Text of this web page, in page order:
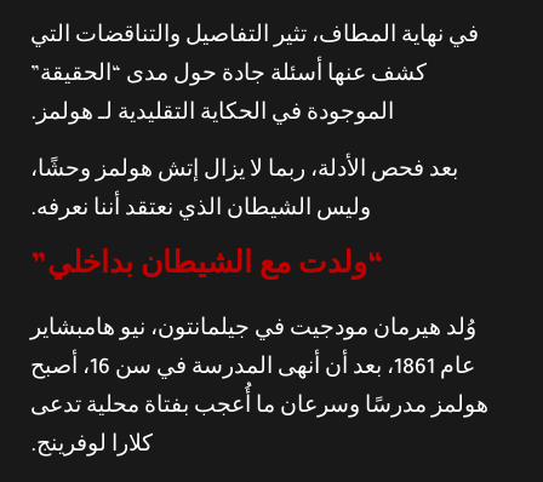
في نهاية المطاف، تثير التفاصيل والتناقضات التي
كشف عنها أسئلة جادة حول مدى “الحقيقة”
الموجودة في الحكاية التقليدية لـ هولمز.
بعد فحص الأدلة، ربما لا يزال إتش هولمز وحشًا،
وليس الشيطان الذي نعتقد أننا نعرفه.
“ولدت مع الشيطان بداخلي”
وُلد هيرمان مودجيت في جيلمانتون، نيو هامبشاير
عام 1861، بعد أن أنهى المدرسة في سن 16، أصبح
هولمز مدرسًا وسرعان ما أُعجب بفتاة محلية تدعى
كلارا لوفرينج.